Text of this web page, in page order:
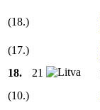
(18.)
(17.)
18.
21
(10.)